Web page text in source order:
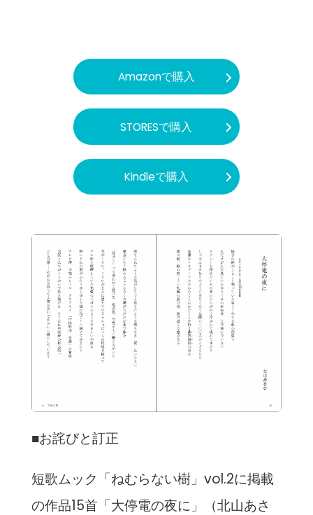
Amazonで購入
STORESで購入
Kindleで購入
■お詫びと訂正
短歌ムック「ねむらない樹」vol.2に掲載
の作品15首「大停電の夜に」（北山あさ